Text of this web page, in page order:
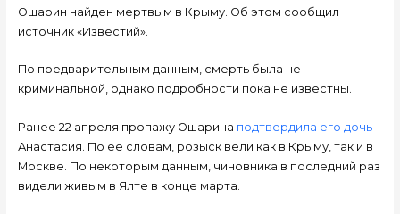
Ошарин найден мертвым в Крыму. Об этом сообщил
источник «Известий».
По предварительным данным, смерть была не
криминальной, однако подробности пока не известны.
Ранее 22 апреля пропажу Ошарина подтвердила его дочь
Анастасия. По ее словам, розыск вели как в Крыму, так и в
Москве. По некоторым данным, чиновника в последний раз
видели живым в Ялте в конце марта.